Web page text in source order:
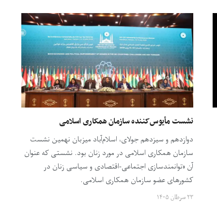
نشست مأیوس‌کننده سازمان همکاری اسلامی
دوازدهم و سیزدهم جولای، اسلام‌آباد میزبان نهمین نشست
سازمان همکاری اسلامی در مورد زنان بود. نشستی که عنوان
آن «توانمندسازی اجتماعی-اقتصادی و سیاسی زنان در
کشورهای عضو سازمان همکاری اسلامی.
۲۳ سرطان ۱۴۰۵